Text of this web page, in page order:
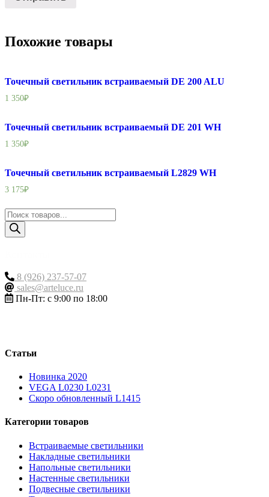
Похожие товары
Точечный светильник встраиваемый DE 200 ALU
1 350₽
Точечный светильник встраиваемый DE 201 WH
1 350₽
Точечный светильник встраиваемый L2829 WH
3 175₽
Поиск
товаров
8 (926) 237-57-07
sales@arteluce.ru
Пн-Пт: с 9:00 по 18:00
Статьи
Новинка 2020
VEGA L0230 L0231
Скоро обновленный L1415
Категории товаров
Встраиваемые светильники
Накладные светильники
Напольные светильники
Настенные светильники
Подвесные светильники